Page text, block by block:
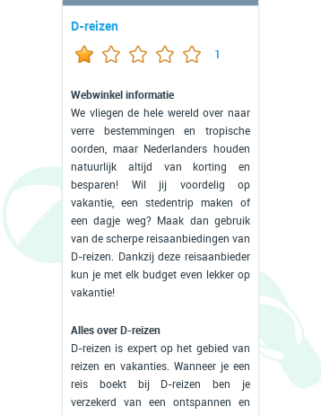
D-reizen
1
Webwinkel informatie
We vliegen de hele wereld over naar
verre bestemmingen en tropische
oorden, maar Nederlanders houden
natuurlijk altijd van korting en
besparen! Wil jij voordelig op
vakantie, een stedentrip maken of
een dagje weg? Maak dan gebruik
van de scherpe reisaanbiedingen van
D-reizen. Dankzij deze reisaanbieder
kun je met elk budget even lekker op
vakantie!
Alles over D-reizen
D-reizen is expert op het gebied van
reizen en vakanties. Wanneer je een
reis boekt bij D-reizen ben je
verzekerd van een ontspannen en